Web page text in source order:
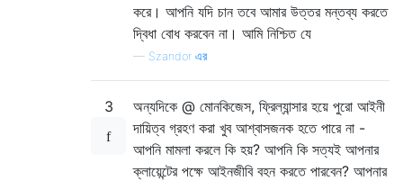
করে। আপনি যদি চান তবে আমার উত্তর মন্তব্য করতে
দ্বিধা বোধ করবেন না। আমি নিশ্চিত যে
— Szandor এর
3
অন্যদিকে @ মোনকিজেস, ফ্রিল্যান্সার হয়ে পুরো আইনী
দায়িত্ব গ্রহণ করা খুব আশ্বাসজনক হতে পারে না -
আপনি মামলা করলে কি হয়? আপনি কি সত্যই আপনার
ক্লায়েন্টের পক্ষে আইনজীবি বহন করতে পারবেন? আপনার